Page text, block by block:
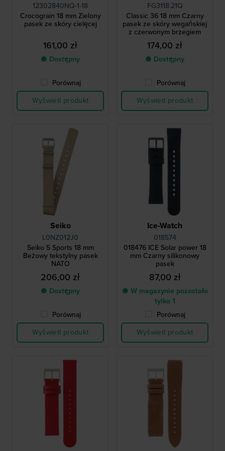
12302840NQ-1-18
Crocograin 18 mm Zielony
pasek ze skóry cielęcej
161,00 zł
● Dostępny
Porównaj
Wyświetl produkt
FG3118.21Q
Classic 36 18 mm Czarny
pasek ze skóry wegańskiej
z czerwonym brzegiem
174,00 zł
● Dostępny
Porównaj
Wyświetl produkt
Seiko
L0NZ012J0
Seiko 5 Sports 18 mm
Beżowy tekstylny pasek
NATO
206,00 zł
● Dostępny
Porównaj
Wyświetl produkt
Ice-Watch
018574
018476 ICE Solar power 18
mm Czarny silikonowy
pasek
87,00 zł
● W magazynie pozostało
tylko 1
Porównaj
Wyświetl produkt